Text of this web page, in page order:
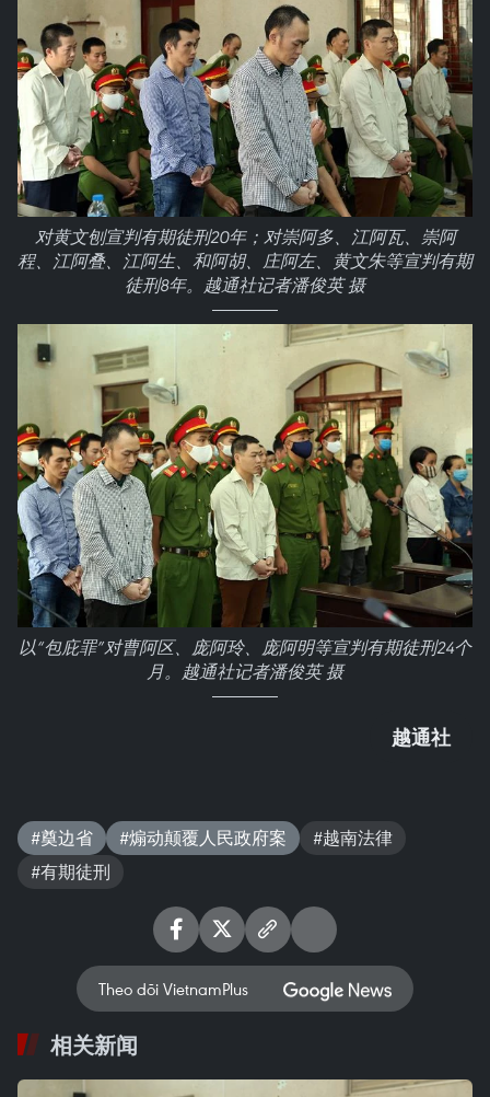
对黄文刨宣判有期徒刑20年；对崇阿多、江阿瓦、崇阿
程、江阿叠、江阿生、和阿胡、庄阿左、黄文朱等宣判有期
徒刑8年。越通社记者潘俊英 摄
以“包庇罪”对曹阿区、庞阿玲、庞阿明等宣判有期徒刑24个
月。越通社记者潘俊英 摄
越通社
#奠边省 #煽动颠覆人民政府案
#越南法律
#有期徒刑
Theo dõi VietnamPlus
相关新闻